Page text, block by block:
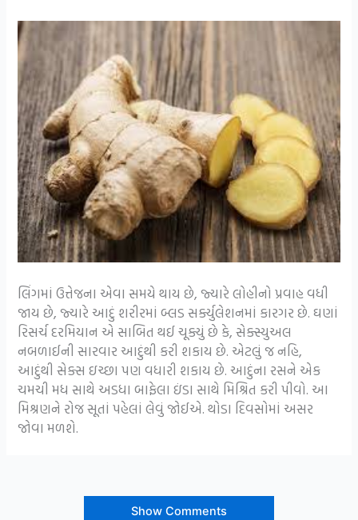
લિંગમાં ઉત્તેજના એવા સમયે થાય છે, જ્યારે લોહીનો પ્રવાહ વધી
જાય છે, જ્યારે આદું શરીરમાં બ્લડ સર્ક્યુલેશનમાં કારગર છે. ઘણાં
રિસર્ચ દરમિયાન એ સાબિત થઈ ચૂક્યું છે કે, સેક્સ્યુઅલ
નબળાઈની સારવાર આદુંથી કરી શકાય છે. એટલું જ નહિ,
આદુંથી સેક્સ ઇચ્છા પણ વધારી શકાય છે. આદુંના રસને એક
ચમચી મધ સાથે અડધા બાફેલા ઇંડા સાથે મિશ્રિત કરી પીવો. આ
મિશ્રણને રોજ સૂતાં પહેલાં લેવું જોઈએ. થોડા દિવસોમાં અસર
જોવા મળશે.
Show Comments